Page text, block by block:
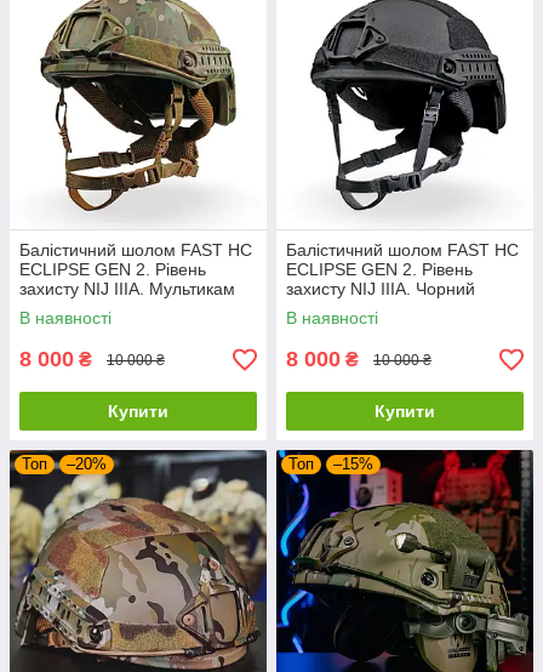
Балістичний шолом FAST HC
ECLIPSE GEN 2. Рівень
захисту NIJ IIIA. Мультикам
В наявності
8 000 ₴ 10 000 ₴
Купити
Балістичний шолом FAST HC
ECLIPSE GEN 2. Рівень
захисту NIJ IIIA. Чорний
В наявності
8 000 ₴ 10 000 ₴
Купити
Топ –20% Топ –15%